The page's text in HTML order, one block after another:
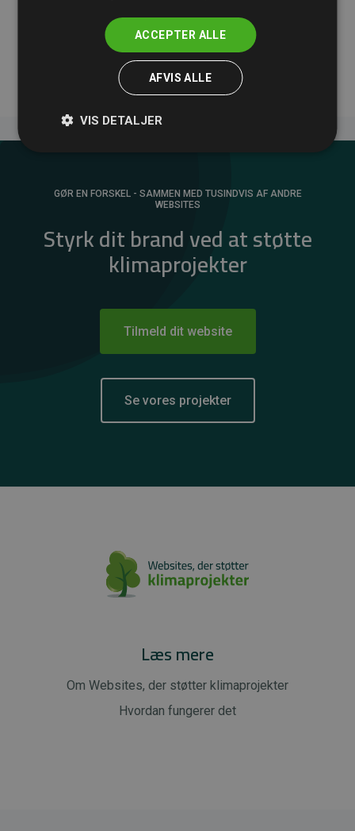
medlemmernes websites estimerede CO₂-
GØR EN FORSKEL - SAMMEN MED TUSINDVIS AF ANDRE
WEBSITES
Styrk dit brand ved at støtte
klimaprojekter
Tilmeld dit website
Se vores projekter
Læs mere
Om Websites, der støtter klimaprojekter
Hvordan fungerer det
ACCEPTER ALLE
AFVIS ALLE
VIS DETALJER